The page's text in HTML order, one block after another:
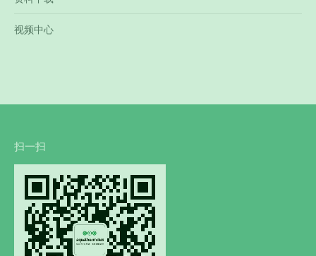
视频中心
扫一扫